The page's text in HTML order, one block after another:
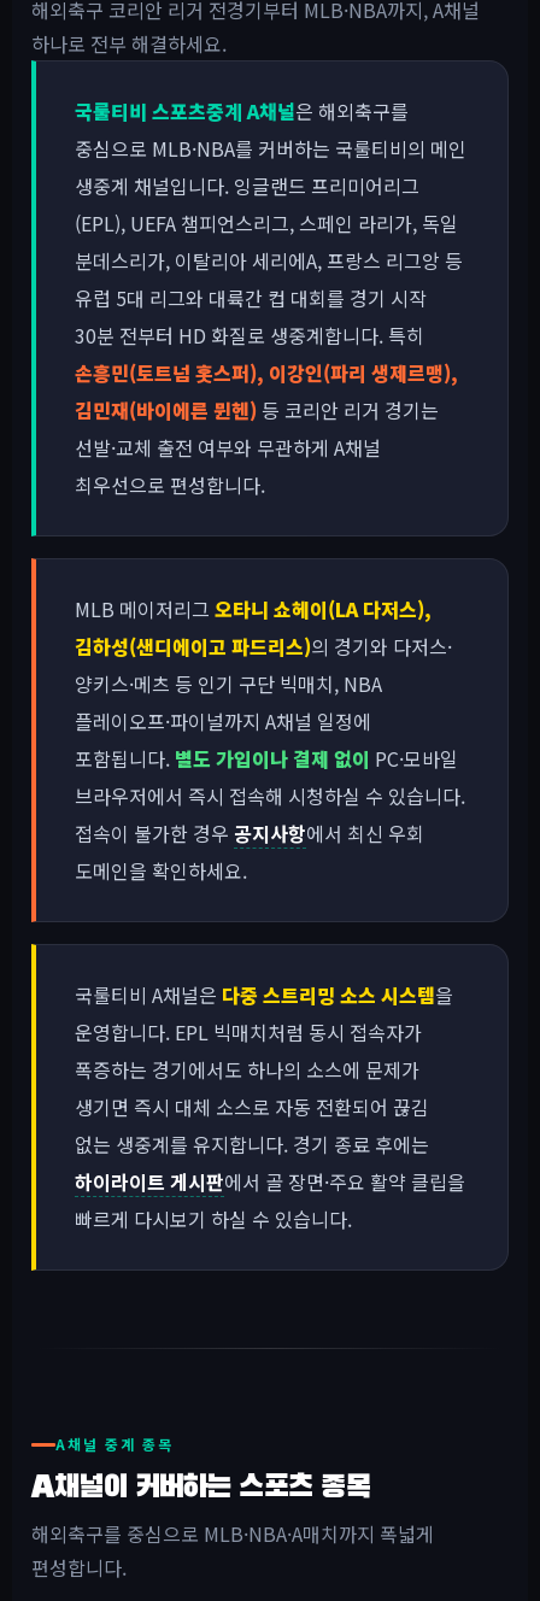
해외축구 코리안 리거 전경기부터 MLB·NBA까지, A채널
하나로 전부 해결하세요.
국룰티비 스포츠중계 A채널은 해외축구를
중심으로 MLB·NBA를 커버하는 국룰티비의 메인
생중계 채널입니다. 잉글랜드 프리미어리그
(EPL), UEFA 챔피언스리그, 스페인 라리가, 독일
분데스리가, 이탈리아 세리에A, 프랑스 리그앙 등
유럽 5대 리그와 대륙간 컵 대회를 경기 시작
30분 전부터 HD 화질로 생중계합니다. 특히
손흥민(토트넘 홋스퍼), 이강인(파리 생제르맹),
김민재(바이에른 뮌헨) 등 코리안 리거 경기는
선발·교체 출전 여부와 무관하게 A채널
최우선으로 편성합니다.
MLB 메이저리그 오타니 쇼헤이(LA 다저스),
김하성(샌디에이고 파드리스)의 경기와 다저스·
양키스·메츠 등 인기 구단 빅매치, NBA
플레이오프·파이널까지 A채널 일정에
포함됩니다. 별도 가입이나 결제 없이 PC·모바일
브라우저에서 즉시 접속해 시청하실 수 있습니다.
접속이 불가한 경우 공지사항에서 최신 우회
도메인을 확인하세요.
국룰티비 A채널은 다중 스트리밍 소스 시스템을
운영합니다. EPL 빅매치처럼 동시 접속자가
폭증하는 경기에서도 하나의 소스에 문제가
생기면 즉시 대체 소스로 자동 전환되어 끊김
없는 생중계를 유지합니다. 경기 종료 후에는
하이라이트 게시판에서 골 장면·주요 활약 클립을
빠르게 다시보기 하실 수 있습니다.
A채널 중계 종목
A채널이 커버하는 스포츠 종목
해외축구를 중심으로 MLB·NBA·A매치까지 폭넓게
편성합니다.